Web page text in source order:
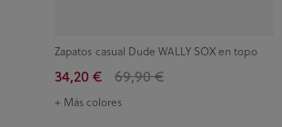
Zapatos casual Dude WALLY SOX en topo
34,20 € 69,90 €
+ Más colores